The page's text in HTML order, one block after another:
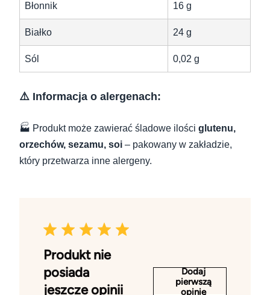
Błonnik 16 g
Białko 24 g
Sól 0,02 g
⚠️ Informacja o alergenach:
🏭 Produkt może zawierać śladowe ilości glutenu,
orzechów, sezamu, soi – pakowany w zakładzie,
który przetwarza inne alergeny.
Produkt nie
posiada
jeszcze opinii
Dodaj
pierwszą
opinię